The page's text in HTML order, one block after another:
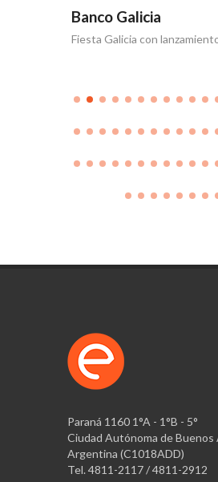
Banco Galicia
Fiesta Galicia con
Paraná 1160 1°A - 1°B - 5°
Ciudad Autónoma de Buenos
Argentina (C1018ADD)
Tel. 4811-2117 / 4811-2912